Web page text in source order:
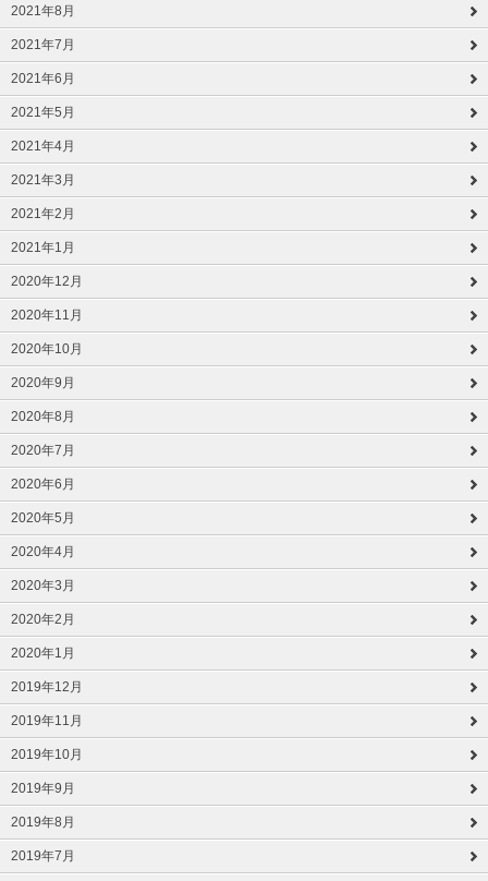
2021年8月
2021年7月
2021年6月
2021年5月
2021年4月
2021年3月
2021年2月
2021年1月
2020年12月
2020年11月
2020年10月
2020年9月
2020年8月
2020年7月
2020年6月
2020年5月
2020年4月
2020年3月
2020年2月
2020年1月
2019年12月
2019年11月
2019年10月
2019年9月
2019年8月
2019年7月